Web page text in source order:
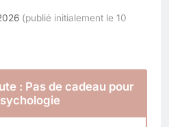
(publié initialement le 10
: Pas de cadeau pour